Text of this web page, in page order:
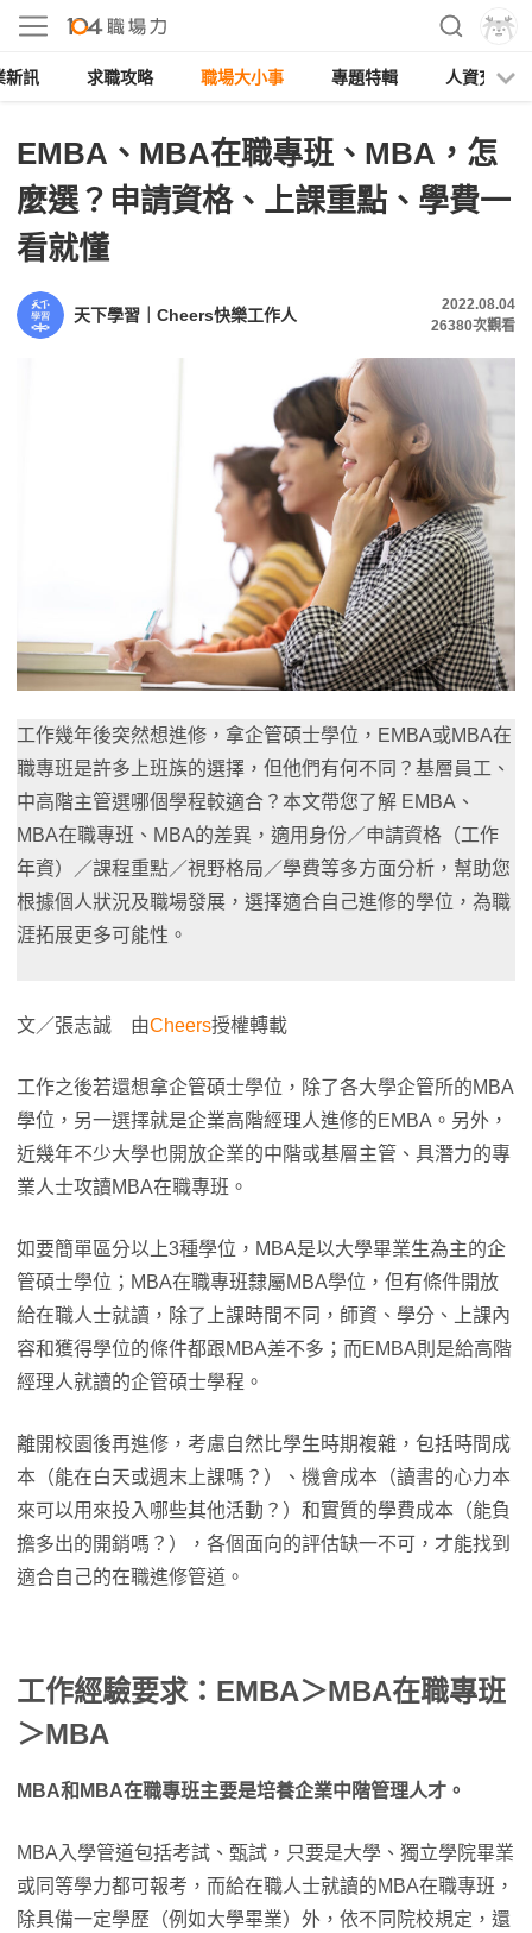
新訊 求職攻略 職場大小事 專題特輯 人資充電
EMBA、MBA在職專班、MBA，怎
麼選？申請資格、上課重點、學費一
看就懂
天下學習｜Cheers快樂工作人
2022.08.04
26380次觀看
工作幾年後突然想進修，拿企管碩士學位，EMBA或MBA在
職專班是許多上班族的選擇，但他們有何不同？基層員工、
中高階主管選哪個學程較適合？本文帶您了解 EMBA、
MBA在職專班、MBA的差異，適用身份／申請資格（工作
年資）／課程重點／視野格局／學費等多方面分析，幫助您
根據個人狀況及職場發展，選擇適合自己進修的學位，為職
涯拓展更多可能性。
文／張志誠 由Cheers授權轉載
工作之後若還想拿企管碩士學位，除了各大學企管所的MBA
學位，另一選擇就是企業高階經理人進修的EMBA。另外，
近幾年不少大學也開放企業的中階或基層主管、具潛力的專
業人士攻讀MBA在職專班。
如要簡單區分以上3種學位，MBA是以大學畢業生為主的企
管碩士學位；MBA在職專班隸屬MBA學位，但有條件開放
給在職人士就讀，除了上課時間不同，師資、學分、上課內
容和獲得學位的條件都跟MBA差不多；而EMBA則是給高階
經理人就讀的企管碩士學程。
離開校園後再進修，考慮自然比學生時期複雜，包括時間成
本（能在白天或週末上課嗎？）、機會成本（讀書的心力本
來可以用來投入哪些其他活動？）和實質的學費成本（能負
擔多出的開銷嗎？），各個面向的評估缺一不可，才能找到
適合自己的在職進修管道。
工作經驗要求：EMBA＞MBA在職專班
＞MBA
MBA和MBA在職專班主要是培養企業中階管理人才。
MBA入學管道包括考試、甄試，只要是大學、獨立學院畢業
或同等學力都可報考，而給在職人士就讀的MBA在職專班，
除具備一定學歷（例如大學畢業）外，依不同院校規定，還